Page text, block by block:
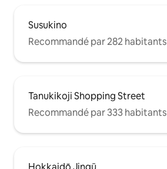
Susukino
Recommandé par 282 habitants
Tanukikoji Shopping Street
Recommandé par 333 habitants